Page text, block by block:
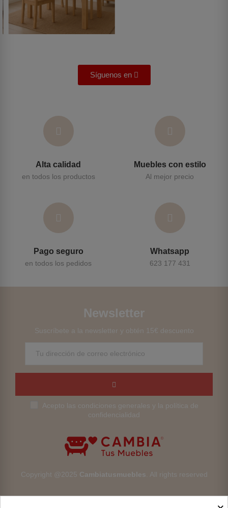
Síguenos en
Alta calidad
en todos los productos
Muebles con estilo
Al mejor precio
Pago seguro
en todos los pedidos
Whatsapp
623 177 431
Copyright @2025 Cambiatusmuebles . All rights reserved
Newsletter
Suscríbete a la newsletter y obtén 15€ descuento
Acepto las condiciones generales y la política de
confidencialidad